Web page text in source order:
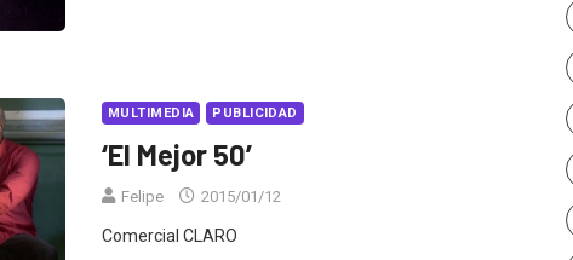
MULTIMEDIA PUBLICIDAD
‘El Mejor 50’
Felipe 2015/01/12
Comercial CLARO